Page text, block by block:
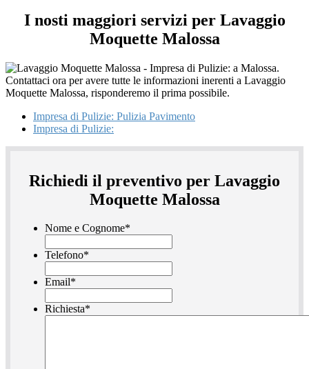
I nosti maggiori servizi per Lavaggio
Moquette Malossa
Impresa di Pulizie: Pulizia Pavimento
Impresa di Pulizie:
Richiedi il preventivo per Lavaggio
Moquette Malossa
Nome e Cognome*
Telefono*
Email*
Richiesta*